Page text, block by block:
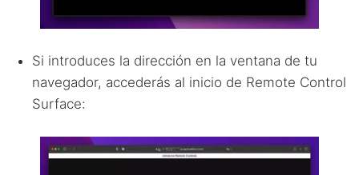
Si introduces la dirección en la ventana de tu
navegador, accederás al inicio de Remote Control
Surface: